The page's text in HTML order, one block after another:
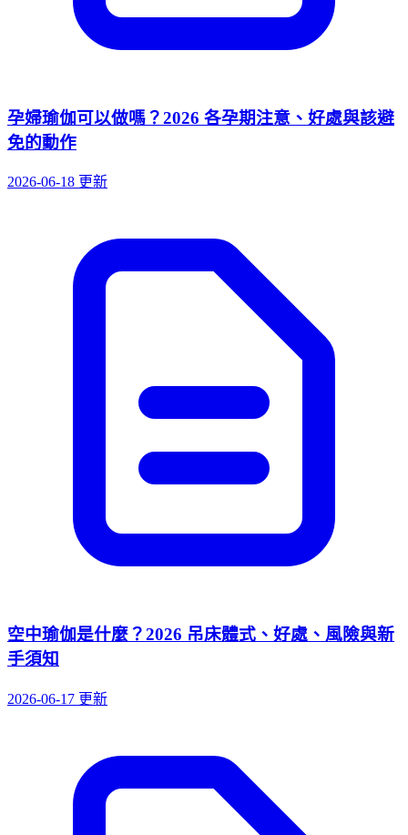
孕婦瑜伽可以做嗎？2026 各孕期注意、好處與該避
免的動作
2026-06-18 更新
空中瑜伽是什麼？2026 吊床體式、好處、風險與新
手須知
2026-06-17 更新